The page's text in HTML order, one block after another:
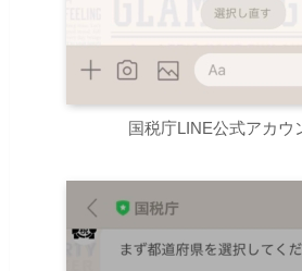
国税庁LINE公式アカウ